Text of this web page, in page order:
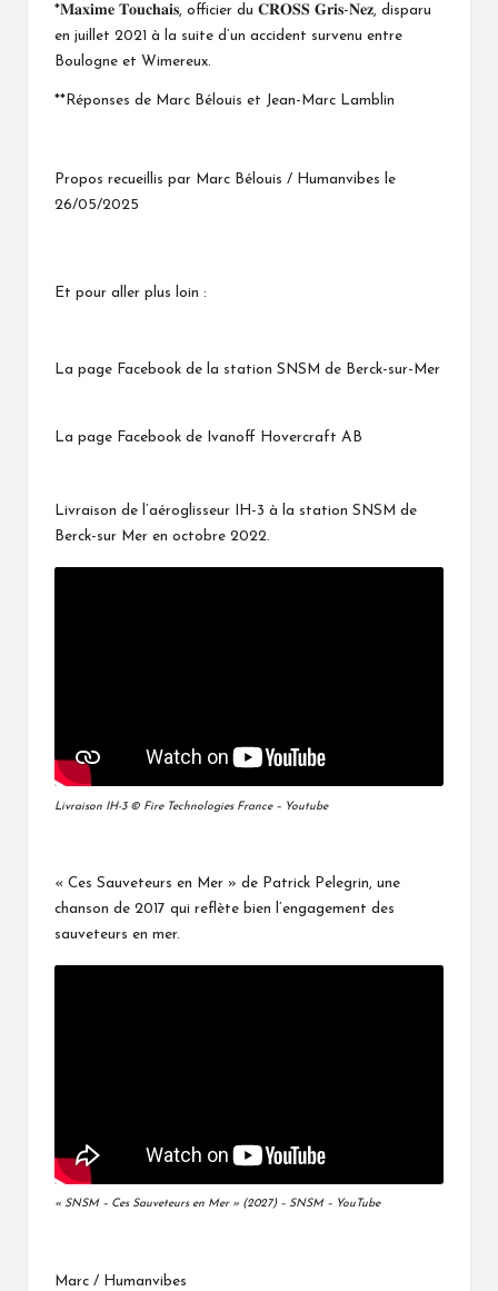
*𝐌𝐚𝐱𝐢𝐦𝐞 𝐓𝐨𝐮𝐜𝐡𝐚𝐢𝐬, officier du 𝐂𝐑𝐎𝐒𝐒 𝐆𝐫𝐢𝐬-𝐍𝐞𝐳, disparu
en juillet 2021 à la suite d’un accident survenu entre
Boulogne et Wimereux.
**Réponses de Marc Bélouis et Jean-Marc Lamblin
Propos recueillis par Marc Bélouis / Humanvibes le
26/05/2025
Et pour aller plus loin :
La page Facebook de la station SNSM de Berck-sur-Mer
La page Facebook de Ivanoff Hovercraft AB
Livraison de l’aéroglisseur IH-3 à la station SNSM de
Berck-sur Mer en octobre 2022.
Livraison IH-3 © Fire Technologies France – Youtube
« Ces Sauveteurs en Mer » de Patrick Pelegrin, une
chanson de 2017 qui reflète bien l’engagement des
sauveteurs en mer.
« SNSM – Ces Sauveteurs en Mer » (2027) – SNSM – YouTube
Marc / Humanvibes